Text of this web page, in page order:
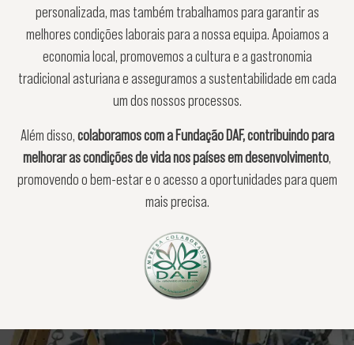
personalizada, mas também trabalhamos para garantir as
melhores condições laborais para a nossa equipa. Apoiamos a
economia local, promovemos a cultura e a gastronomia
tradicional asturiana e asseguramos a sustentabilidade em cada
um dos nossos processos.
Além disso,colaboramos com a Fundação DAF, contribuindo para
melhorar as condições de vida nos países em desenvolvimento,
promovendo o bem-estar e o acesso a oportunidades para quem
mais precisa.